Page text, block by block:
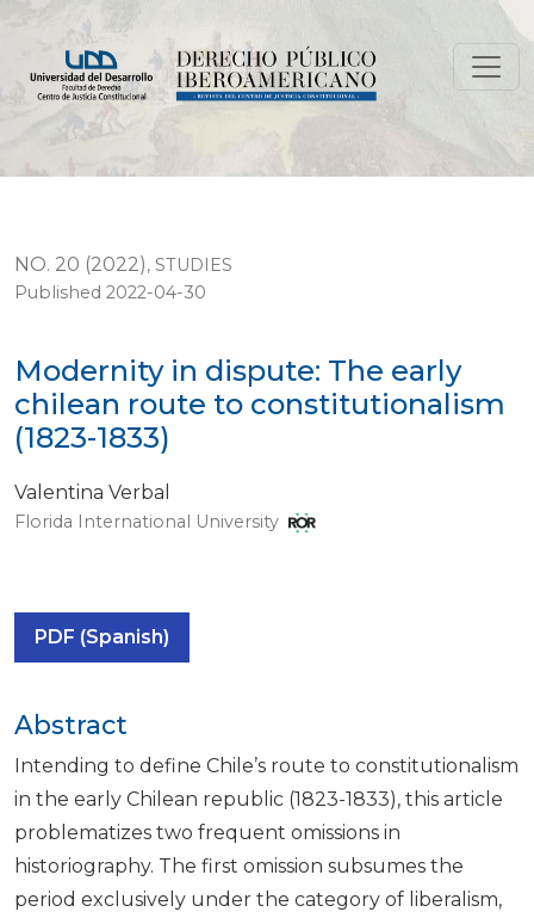
Modernity in dispute: The early chilean route to
NO. 20 (2022), STUDIES
Modernity in dispute: The early
chilean route to constitutionalism
(1823-1833)
Published 2022-04-30
Valentina Verbal
Florida International University
PDF (Spanish)
Abstract
Intending to define Chile’s route to constitutionalism
in the early Chilean republic (1823-1833), this article
problematizes two frequent omissions in
historiography. The first omission subsumes the
period exclusively under the category of liberalism,